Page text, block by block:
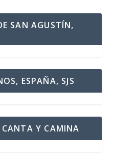
SAN AGUSTÍN,
ESPAÑA, SJS
Y CAMINA